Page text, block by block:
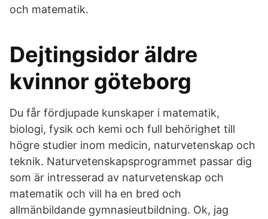
och matematik.
Dejtingsidor äldre
kvinnor göteborg
Du får fördjupade kunskaper i matematik,
biologi, fysik och kemi och full behörighet till
högre studier inom medicin, naturvetenskap och
teknik. Naturvetenskapsprogrammet passar dig
som är intresserad av naturvetenskap och
matematik och vill ha en bred och
allmänbildande gymnasieutbildning. Ok, jag